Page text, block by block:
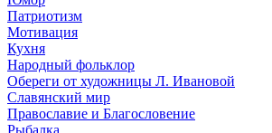
Патриотизм
Мотивация
Кухня
Народный фольклор
Обереги от художницы Л. Ивановой
Славянский мир
Православие и Благословение
Рыбалка